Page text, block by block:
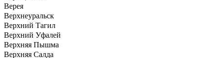
Верея
Верхнеуральск
Верхний Тагил
Верхний Уфалей
Верхняя Пышма
Верхняя Салда